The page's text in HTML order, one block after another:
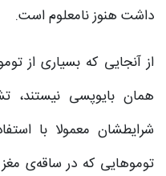
داشت هنوز نامعلوم است.
از آنجایی که بسیاری از
همان بایوپسی
شرایطشان معمولا با
توموهایی که در ساقه‌ی